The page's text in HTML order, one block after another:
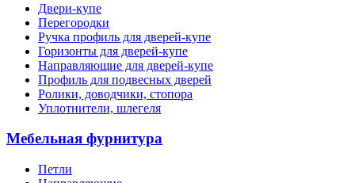
Двери-купе
Перегородки
Ручка профиль для дверей-купе
Горизонты для дверей-купе
Направляющие для дверей-купе
Профиль для подвесных дверей
Ролики, доводчики, стопора
Уплотнители, шлегеля
Мебельная фурнитура
Петли